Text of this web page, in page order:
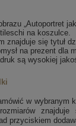
„Autoportret
na koszulce.
znajduje się tytuł
na prezent dla
są wysokiej
w wybranym
znajduje
przyciskiem